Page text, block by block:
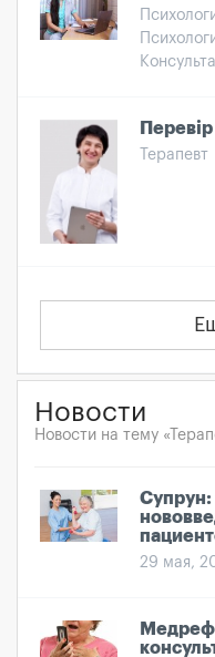
Терапевт
Новости
Новости на тему
29 мая,